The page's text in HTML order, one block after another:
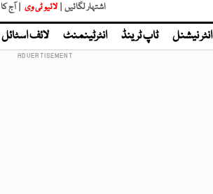
اشتہار لگائیں | لائیو ٹی وی | آج کا
انٹر نیشنل ٹاپ ٹرینڈ انٹرٹینمنٹ لائف اسٹائل